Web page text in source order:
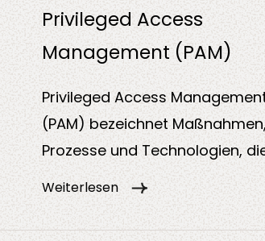
Benutzer oder Systeme auf
digitale Ressourcen wie
Anwendungen, Daten oder
Services zugreifen können.
Privileged Access
Management (PAM)
Privileged Access
(PAM) bezeichnet Maßnahmen,
Prozesse und Technologien,
steuern und überwachen. Ziel
Weiterlesen